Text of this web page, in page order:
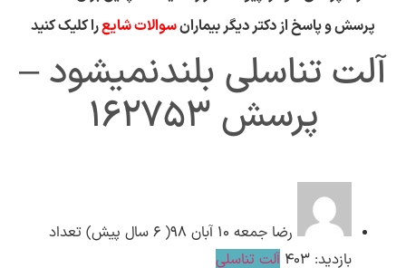
پرسش و پاسخ از دکتر دیگر بیمارانسوالات شایعرا کلیک کنید
آلت تناسلی بلندنمیشود –
پرسش 162753
رضا جمعه ۱۰ آبان ۹۸( 6 سال پیش)
تعداد
بازدید: 403
آلت تناسلی